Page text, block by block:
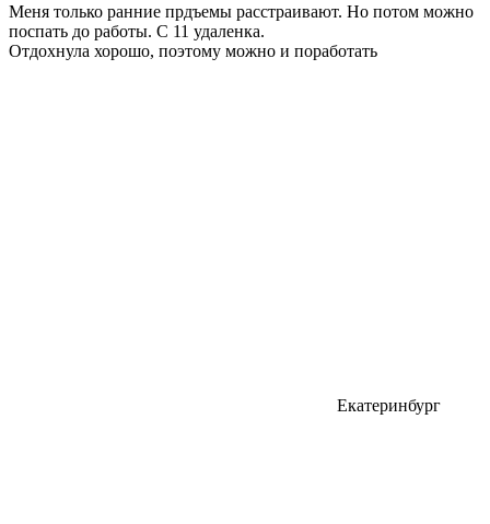
Меня только ранние прдъемы расстраивают. Но потом можно
поспать до работы. С 11 удаленка.
Отдохнула хорошо, поэтому можно и поработать
Екатеринбург